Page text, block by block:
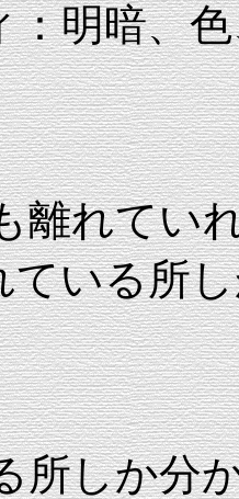
：明暗、
れていれ
ている所
しか分か